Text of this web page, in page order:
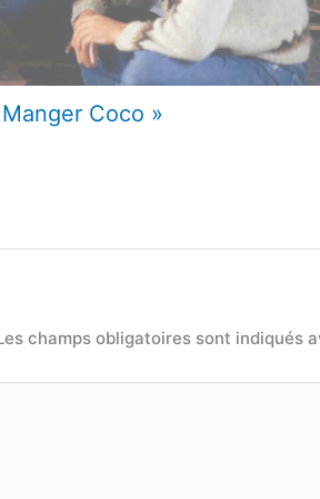
Coco »
champs obligatoires sont indiqués